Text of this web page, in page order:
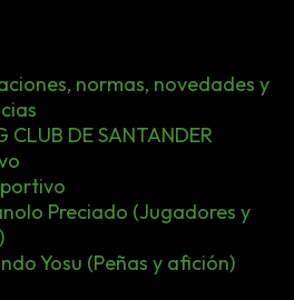
normas, novedades y
CLUB DE SANTANDER
Preciado (Jugadores y
Yosu (Peñas y afición)